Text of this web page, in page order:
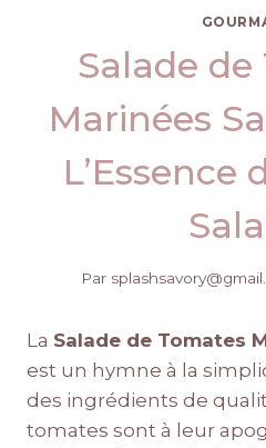
Salade
Marinées
L’Essence
Par
La Salade de Tomates
est un hymne à la
des ingrédients de
tomates sont à leur